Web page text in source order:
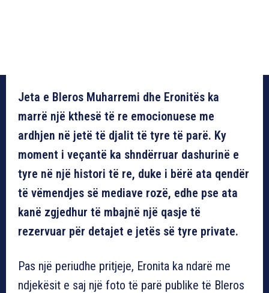
Jeta e Bleros Muharremi dhe Eronitës ka
marrë një kthesë të re emocionuese me
ardhjen në jetë të djalit të tyre të parë. Ky
moment i veçantë ka shndërruar dashurinë e
tyre në një histori të re, duke i bërë ata qendër
të vëmendjes së mediave rozë, edhe pse ata
kanë zgjedhur të mbajnë një qasje të
rezervuar për detajet e jetës së tyre private.
Pas një periudhe pritjeje, Eronita ka ndarë me
ndjekësit e saj një foto të parë publike të Bleros